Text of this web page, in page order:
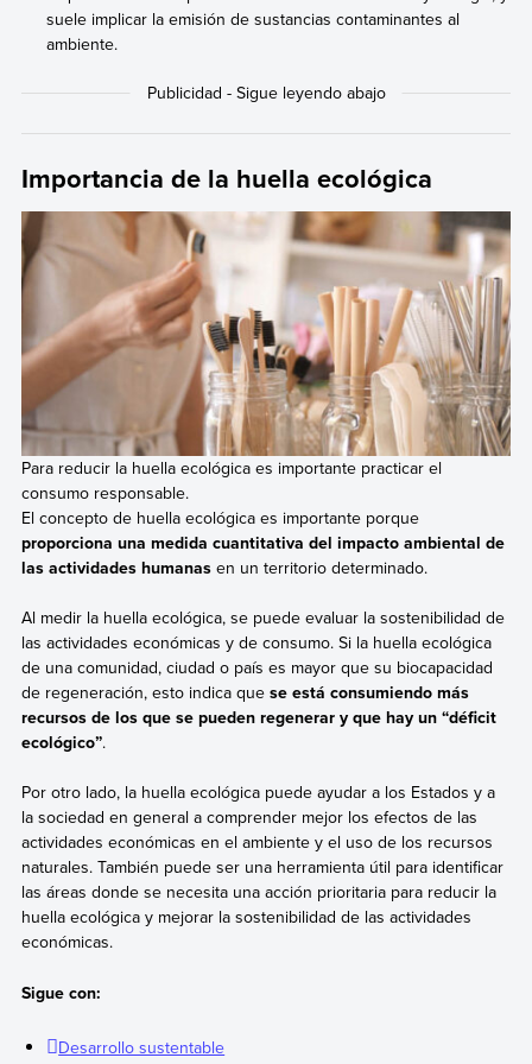
suele implicar la emisión de sustancias contaminantes al
ambiente.
Importancia de la huella ecológica
Para reducir la huella ecológica es importante practicar el
consumo responsable.
El concepto de huella ecológica es importante porque
proporciona una medida cuantitativa del impacto ambiental de
las actividades humanasen un territorio determinado.
Al medir la huella ecológica, se puede evaluar la sostenibilidad de
las actividades económicas y de consumo. Si la huella ecológica
de una comunidad, ciudad o país es mayor que su biocapacidad
de regeneración, esto indica que se está consumiendo más
recursos de los que se pueden regenerar y que hay un “déficit
ecológico”.
Por otro lado, la huella ecológica puede ayudar a los Estados y a
la sociedad en general a comprender mejor los efectos de las
actividades económicas en el ambiente y el uso de los recursos
naturales. También puede ser una herramienta útil para identificar
las áreas donde se necesita una acción prioritaria para reducir la
huella ecológica y mejorar la sostenibilidad de las actividades
económicas.
Sigue con:
Desarrollo sustentable